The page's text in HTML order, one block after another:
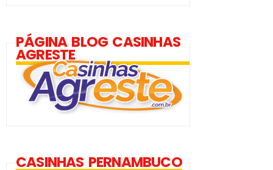
PÁGINA BLOG CASINHAS
AGRESTE
CASINHAS PERNAMBUCO